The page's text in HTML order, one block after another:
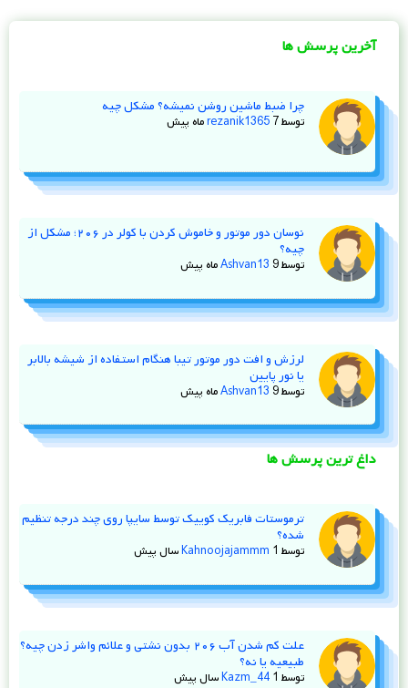
آخرین پرسش ها
چرا ضبط ماشین روشن نمیشه؟ مشکل چیه
توسط rezanik1365 7 ماه پیش
نوسان دور موتور و خاموش کردن با کولر در ۲۰۶؛ مشکل از
چیه؟
توسط Ashvan13 9 ماه پیش
لرزش و افت دور موتور تیبا هنگام استفاده از شیشه‌ بالابر
یا نور پایین
توسط Ashvan13 9 ماه پیش
داغ ترین پرسش ها
ترموستات فابریک کوییک توسط سایپا روی چند درجه تنظیم
شده؟
توسط Kahnoojajammm 1 سال پیش
علت کم شدن آب ۲۰۶ بدون نشتی و علائم واشر زدن چیه؟
طبیعیه یا نه؟
توسط Kazm_44 1 سال پیش